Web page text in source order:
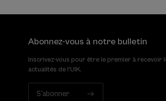
Abonnez-vous à notre bulletin
Inscrivez-vous pour être le premier à recevoir
actualités de l'UIK.
S'abonner